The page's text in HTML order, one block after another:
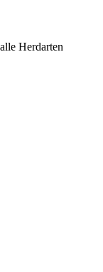
Herdarten